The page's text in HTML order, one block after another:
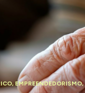
, EMPREENDEDORISMO,